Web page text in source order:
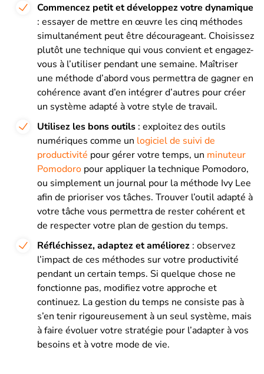
Commencez petit et développez votre dynamique
: essayer de mettre en œuvre les cinq méthodes
simultanément peut être décourageant. Choisissez
plutôt une technique qui vous convient et engagez-
vous à l’utiliser pendant une semaine. Maîtriser
une méthode d’abord vous permettra de gagner en
cohérence avant d’en intégrer d’autres pour créer
un système adapté à votre style de travail.
Utilisez les bons outils : exploitez des outils
numériques comme un logiciel de suivi de
productivité pour gérer votre temps, un minuteur
Pomodoro pour appliquer la technique Pomodoro,
ou simplement un journal pour la méthode Ivy Lee
afin de prioriser vos tâches. Trouver l’outil adapté à
votre tâche vous permettra de rester cohérent et
de respecter votre plan de gestion du temps.
Réfléchissez, adaptez et améliorez : observez
l’impact de ces méthodes sur votre productivité
pendant un certain temps. Si quelque chose ne
fonctionne pas, modifiez votre approche et
continuez. La gestion du temps ne consiste pas à
s’en tenir rigoureusement à un seul système, mais
à faire évoluer votre stratégie pour l’adapter à vos
besoins et à votre mode de vie.